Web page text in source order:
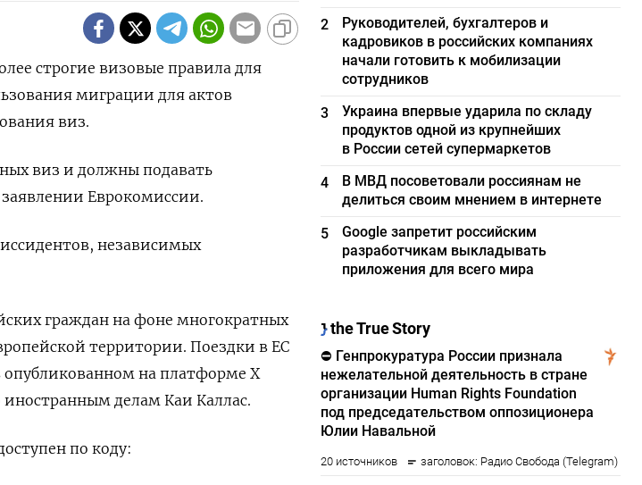
строгие визовые правила для
миграции для актов
виз.
виз и должны подавать
Еврокомиссии.
независимых
граждан на фоне многократных
территории. Поездки в ЕС
опубликованном на платформе X
делам Каи Каллас.
по коду:
2
Руководителей, бухгалтеров и
кадровиков в российских компаниях
начали готовить к мобилизации
сотрудников
3
Украина впервые ударила по складу
продуктов одной из крупнейших
в России сетей супермаркетов
4
В МВД посоветовали россиянам не
делиться своим мнением в интернете
5
Google запретит российским
разработчикам выкладывать
приложения для всего мира